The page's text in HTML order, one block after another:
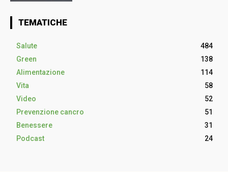
TEMATICHE
Salute
484
Green
138
Alimentazione
114
Vita
58
Video
52
Prevenzione cancro
51
Benessere
31
Podcast
24